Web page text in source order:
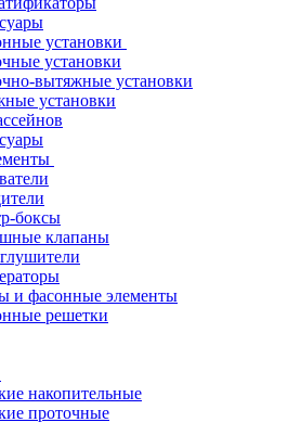
установки
установки
вытяжные установки
установки
боксы
клапаны
и фасонные элементы
решетки
накопительные
проточные